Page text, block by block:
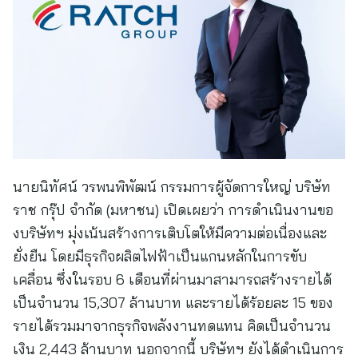
นายนิทัศน์ วรพนพิพัฒน์ กรรมการผู้จัดการใหญ่ บริษัท
ราช กรุ๊ป จำกัด (มหาชน) เปิดเผยว่า การดำเนินงานขอ
งบริษัทฯ มุ่งเน้นสร้างการเติบโตให้มีความต่อเนื่องและ
ยั่งยืน โดยมีธุรกิจผลิตไฟฟ้าเป็นแกนหลักในการขับ
เคลื่อน ซึ่งในรอบ 6 เดือนที่ผ่านมาสามารถสร้างรายได้
เป็นจำนวน 15,307 ล้านบาท และรายได้ร้อยละ 15 ของ
รายได้รวมมาจากธุรกิจพลังงานทดแทน คิดเป็นจำนวน
เงิน 2,443 ล้านบาท นอกจากนี้ บริษัทฯ ยังได้ดำเนินการ